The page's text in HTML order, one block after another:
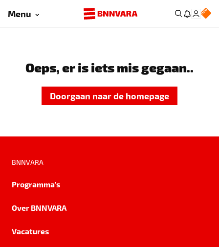
Menu
Oeps, er is iets mis gegaan..
Doorgaan naar de homepage
BNNVARA
Programma's
Over BNNVARA
Vacatures